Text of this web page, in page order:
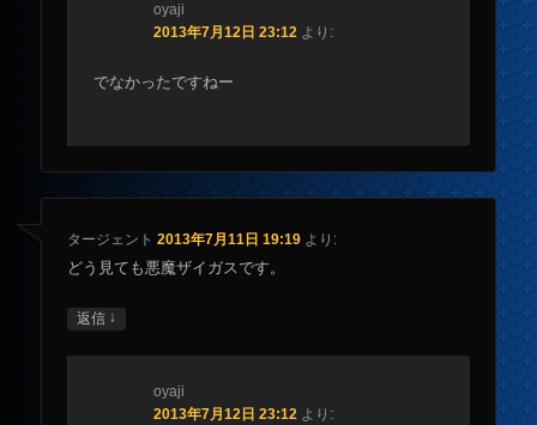
oyaji
2013年7月12日 23:12 より:
でなかったですねー
タージェント 2013年7月11日 19:19 より:
どう見ても悪魔ザイガスです。
返信 ↓
oyaji
2013年7月12日 23:12 より: